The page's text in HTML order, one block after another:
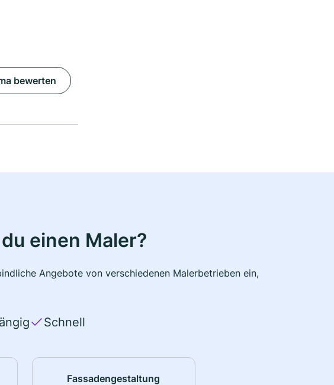
bewerten
einen Maler?
Angebote von verschiedenen Malerbetrieben ein,
Schnell
Fassadengestaltung